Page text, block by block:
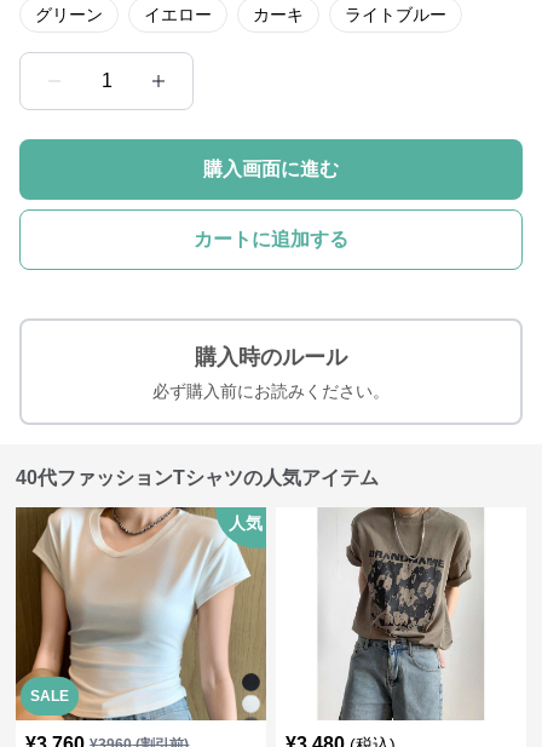
グリーン イエロー カーキ ライトブルー
1
購入画面に進む
カートに追加する
購入時のルール
必ず購入前にお読みください。
40代ファッションTシャツの人気アイテム
SALE
人気